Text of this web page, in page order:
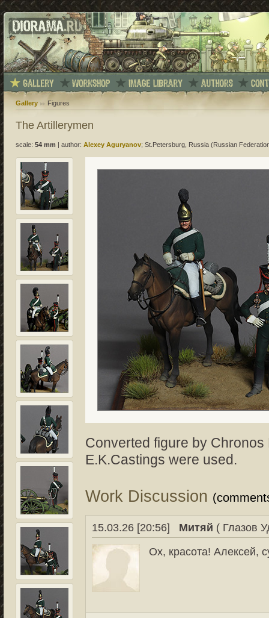
Gallery Figures
The Artillerymen
scale: 54 mm author: Alexey Aguryanov; St.Petersburg, Russia (Russian
Converted figure by
E.K.Castings were used.
Work Discussion
15.03.26 [20:56] Митяй ( Глазов
Ох, красота! Алексей,